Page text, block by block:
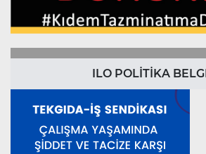
ILO POLİTİKA